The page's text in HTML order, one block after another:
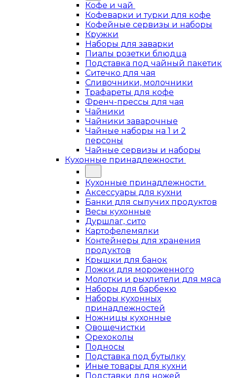
Кофе и чай
Кофеварки и турки для кофе
Кофейные сервизы и наборы
Кружки
Наборы для заварки
Пиалы розетки блюдца
Подставка под чайный пакетик
Ситечко для чая
Сливочники, молочники
Трафареты для кофе
Френч-прессы для чая
Чайники
Чайники заварочные
Чайные наборы на 1 и 2
персоны
Чайные сервизы и наборы
Кухонные принадлежности
Кухонные принадлежности
Аксессуары для кухни
Банки для сыпучих продуктов
Весы кухонные
Дуршлаг, сито
Картофелемялки
Контейнеры для хранения
продуктов
Крышки для банок
Ложки для мороженного
Молотки и рыхлители для мяса
Наборы для барбекю
Наборы кухонных
принадлежностей
Ножницы кухонные
Овощечистки
Орехоколы
Подносы
Подставка под бутылку
Иные товары для кухни
Подставки для ножей